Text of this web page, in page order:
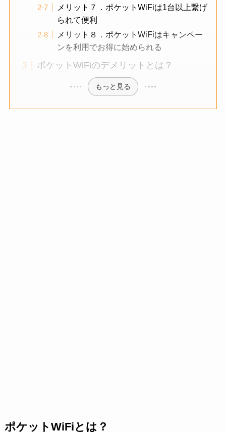
メリット７．ポケットWiFiは1台以上繋げ
られて便利
メリット８．ポケットWiFiはキャンペー
ンを利用でお得に始められる
ポケットWiFiのデメリットとは？
もっと見る
ポケットWiFiとは？